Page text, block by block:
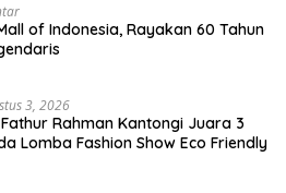
of Indonesia, Rayakan 60 Tahun
3, 2026
Rahman Kantongi Juara 3
Lomba Fashion Show Eco Friendly